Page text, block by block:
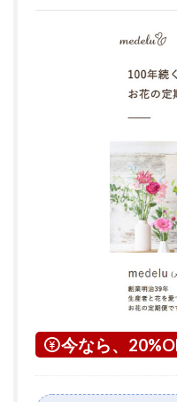
23
区に
つい
て
今なら、